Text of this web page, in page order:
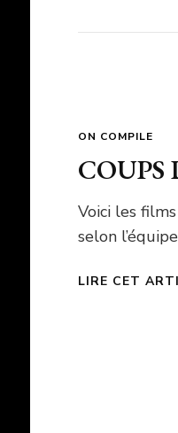
ON COMPILE
Voici les
selon
LIRE CET